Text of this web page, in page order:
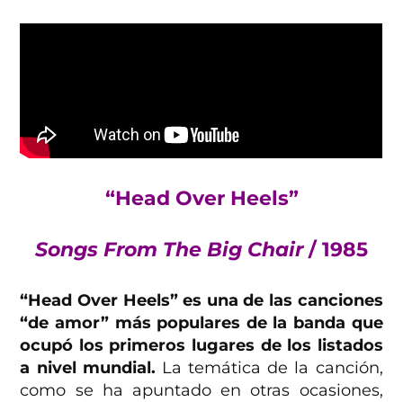
“Head Over Heels”
Songs From The Big Chair/ 1985
“Head Over Heels” es una de las canciones
“de amor” más populares de la banda que
ocupó los primeros lugares de los listados
a nivel mundial. La temática de la canción,
como se ha apuntado en otras ocasiones,